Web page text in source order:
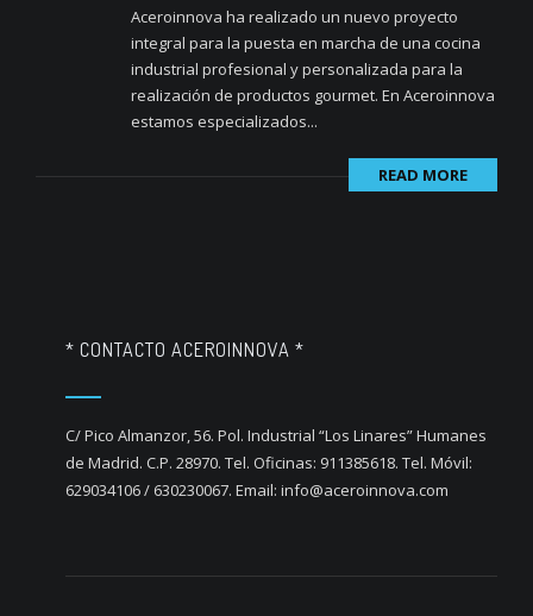
Aceroinnova ha realizado un nuevo proyecto
integral para la puesta en marcha de una cocina
industrial profesional y personalizada para la
realización de productos gourmet. En Aceroinnova
estamos especializados...
READ MORE
* CONTACTO ACEROINNOVA *
C/ Pico Almanzor, 56. Pol. Industrial “Los Linares” Humanes
de Madrid. C.P. 28970. Tel. Oficinas: 911385618. Tel. Móvil:
629034106 / 630230067. Email: info@aceroinnova.com